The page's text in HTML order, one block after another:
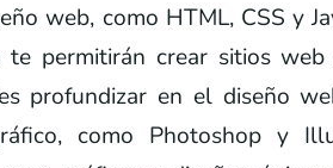
web, como HTML, CSS y
te permitirán crear sitios
profundizar en el diseño
como Photoshop y